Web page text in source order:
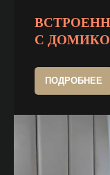
С
ПОДРОБНЕЕ